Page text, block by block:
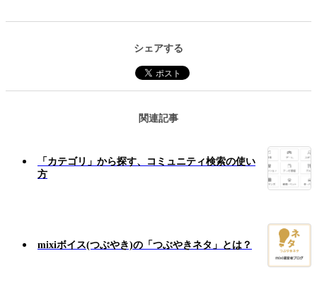
シェアする
関連記事
「カテゴリ」から探す、コミュニティ検索の使い
方
mixiボイス(つぶやき)の「つぶやきネタ」とは？